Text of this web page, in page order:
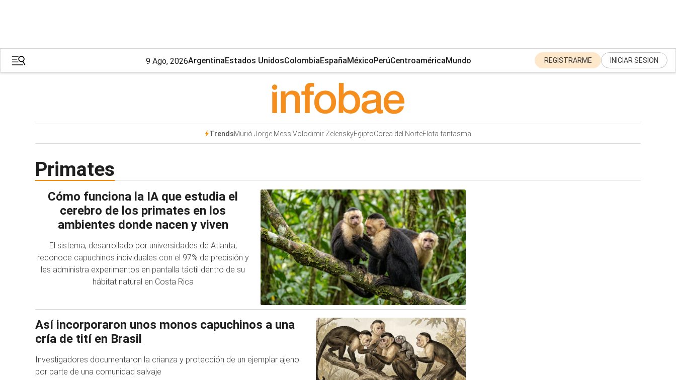
9 Ago, 2026ArgentinaEstados UnidosColombiaEspañaMéxicoPerúCentroaméricaMundo REGISTRARME INICIAR SESION
TrendsMurió Jorge MessiVolodimir ZelenskyEgiptoCorea del NorteFlota fantasma
Primates
Cómo funciona la IA que estudia el
cerebro de los primates en los
ambientes donde nacen y viven
El sistema, desarrollado por universidades de Atlanta,
reconoce capuchinos individuales con el 97% de precisión y
les administra experimentos en pantalla táctil dentro de su
hábitat natural en Costa Rica
Así incorporaron unos monos capuchinos a una
cría de tití en Brasil
Investigadores documentaron la crianza y protección de un ejemplar ajeno
por parte de una comunidad salvaje